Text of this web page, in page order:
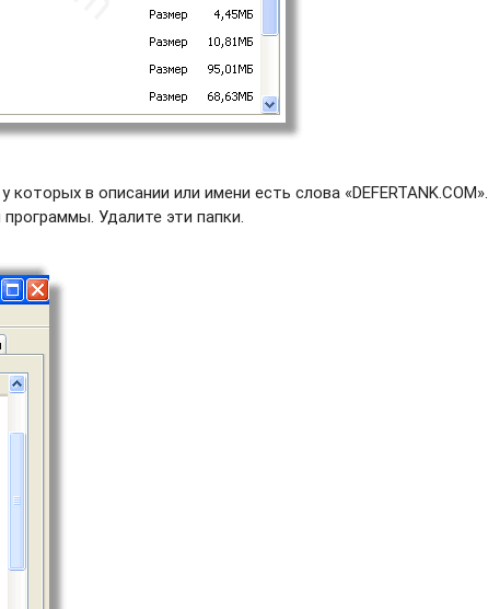
в описании или имени есть слова «DEFERTANK.COM».
Удалите эти папки.